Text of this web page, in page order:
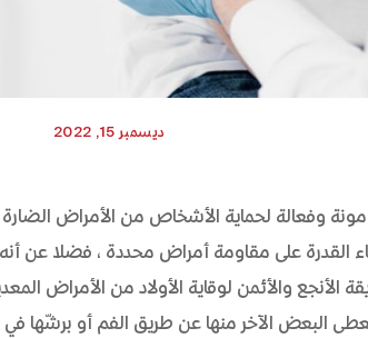
ديسمبر 15, 2022
وفعالة لحماية الأشخاص من الأمراض
القدرة على مقاومة أمراض محددة، فضلا عن
الأنجع والأئمن لوقاية الأولاد من الأمراض
البعض الآخر منها عن طريق الفم أو برشّها في